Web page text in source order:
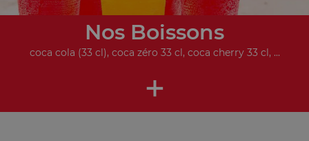
Nos Boissons
coca cola (33 cl), coca zéro 33 cl, coca cherry 33 cl, ...
+